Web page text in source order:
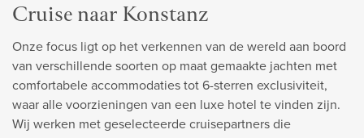
Cruise naar Konstanz
Onze focus ligt op het verkennen van de wereld aan boord
van verschillende soorten op maat gemaakte jachten met
comfortabele accommodaties tot 6-sterren exclusiviteit,
waar alle voorzieningen van een luxe hotel te vinden zijn.
Wij werken met geselecteerde cruisepartners die